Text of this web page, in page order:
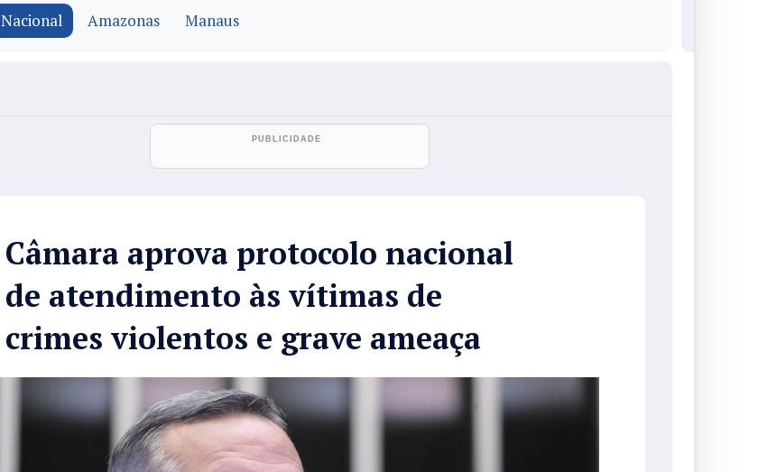
Nacional Amazonas Manaus
Câmara aprova protocolo nacional
de atendimento às vítimas de
crimes violentos e grave ameaça